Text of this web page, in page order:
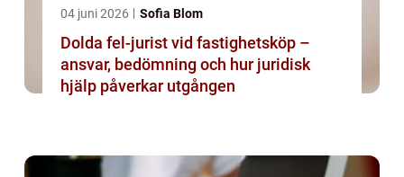
04 juni 2026 Sofia Blom
Dolda fel-jurist vid fastighetsköp –
ansvar, bedömning och hur juridisk
hjälp påverkar utgången